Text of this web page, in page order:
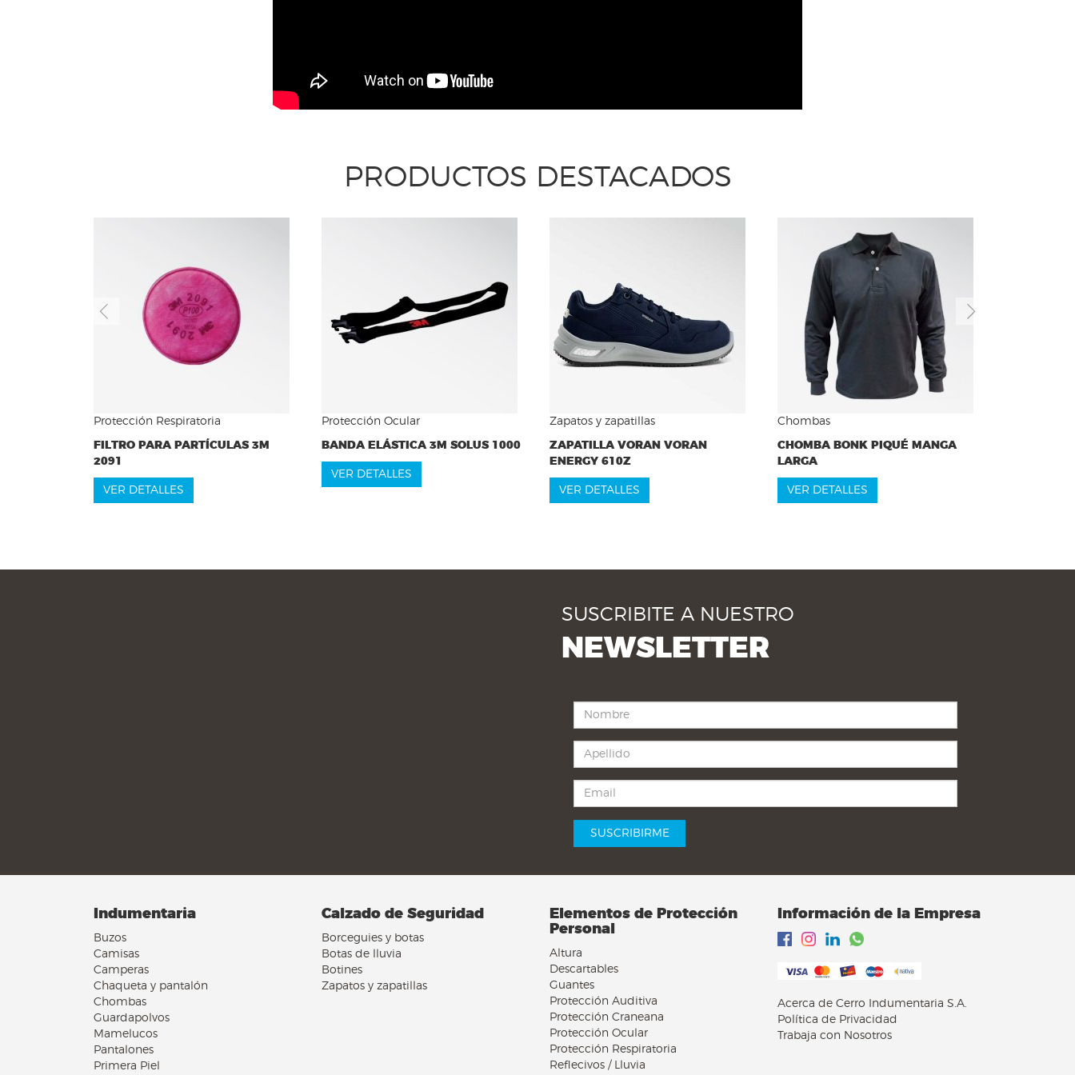
PRODUCTOS DESTACADOS
Protección Respiratoria
FILTRO PARA PARTÍCULAS 3M
2091
VER DETALLES
Protección Ocular
BANDA ELÁSTICA 3M SOLUS 1000
VER DETALLES
Zapatos y zapatillas
ZAPATILLA VORAN VORAN
ENERGY 610Z
VER DETALLES
Chombas
CHOMBA BONK PIQUÉ MANGA
LARGA
VER DETALLES
Previous
SUSCRIBITE A NUESTRO
NEWSLETTER
Indumentaria
Buzos
Camisas
Camperas
Chaqueta y pantalón
Chombas
Guardapolvos
Mamelucos
Pantalones
Primera Piel
Calzado de Seguridad
Borceguies y botas
Botas de lluvia
Botines
Zapatos y zapatillas
Elementos de Protección
Personal
Altura
Descartables
Guantes
Protección Auditiva
Protección Craneana
Protección Ocular
Protección Respiratoria
Reflecivos / Lluvia
Información de la Empresa
Acerca de Cerro Indumentaria S.A.
Política de Privacidad
Trabaja con Nosotros